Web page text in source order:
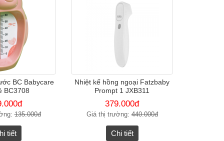
BC Babycare
BC3708
135.000đ
tiết
Nhiệt kế hồng ngoại Fatzbaby
Prompt 1 JXB311
379.000đ
Giá thị trường:440.000đ
Chi tiết